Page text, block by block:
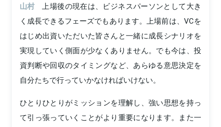
山村
上場後の現在は、ビジネスパーソンとして大き
く成長できるフェーズでもあります。上場前は、VCを
はじめ出資いただいた皆さんと一緒に成長シナリオを
実現していく側面が少なくありません。でも今は、投
資判断や回収のタイミングなど、あらゆる意思決定を
自分たちで行っていかなければいけない。
ひとりひとりがミッションを理解し、強い思想を持っ
て引っ張っていくことがより重要になります。また一